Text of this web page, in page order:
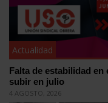
Actualidad
Falta de estabilidad en
subir en julio
4 AGOSTO, 2026